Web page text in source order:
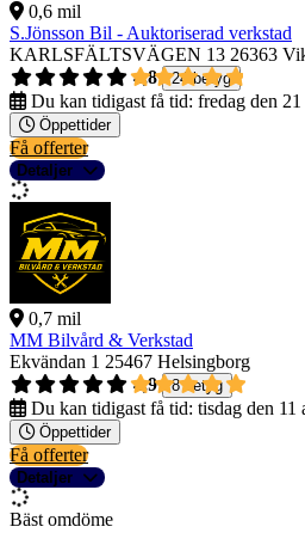
0,6 mil
S.Jönsson Bil - Auktoriserad verkstad
KARLSFÄLTSVÄGEN 13 26363
4,8
24 betyg
Du kan tidigast få tid: fredag den 21
Öppettider
Få offerter
Detaljer
0,7 mil
MM Bilvård & Verkstad
Ekvändan 1 25467 Helsingborg
4,9
8 betyg
Du kan tidigast få tid: tisdag den 11
Öppettider
Få offerter
Detaljer
Bäst omdöme